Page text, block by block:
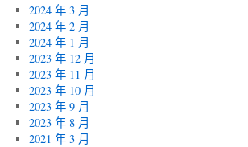
2024 年 3 月
2024 年 2 月
2024 年 1 月
2023 年 12 月
2023 年 11 月
2023 年 10 月
2023 年 9 月
2023 年 8 月
2021 年 3 月